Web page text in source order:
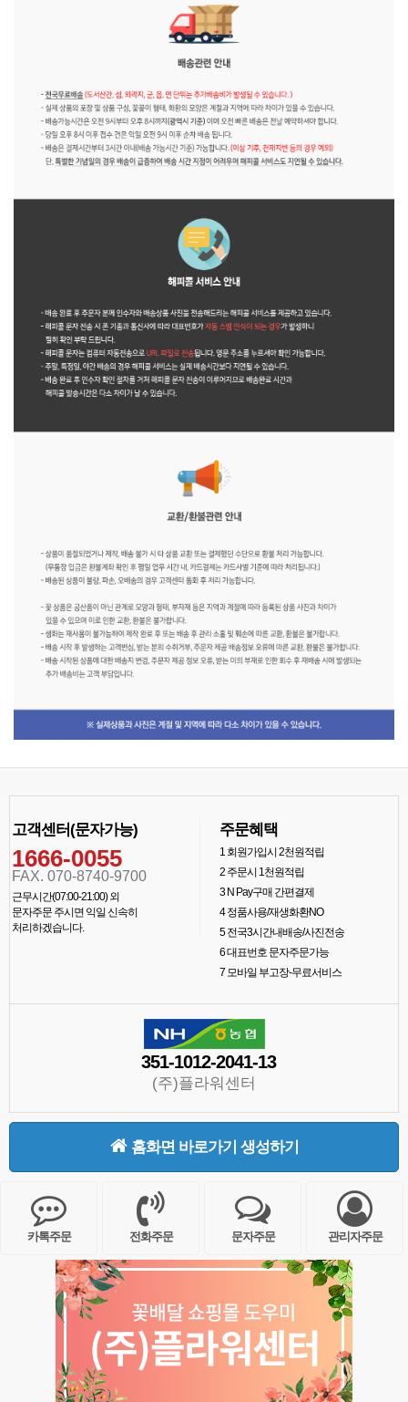
고객센터(문자가능)
1666-0055
FAX. 070-8740-9700
근무시간(07:00-21:00) 외
문자주문 주시면 익일 신속히
처리하겠습니다.
주문혜택
1회원가입시 2천원적립
2주문시 1천원적립
3N Pay구매 간편결제
4정품사용/재생화환NO
5전국3시간내배송/사진전송
6대표번호 문자주문가능
7모바일 부고장-무료서비스
351-1012-2041-13
(주)플라워센터
홈화면 바로가기 생성하기
카톡주문 전화주문 문자주문 관리자주문